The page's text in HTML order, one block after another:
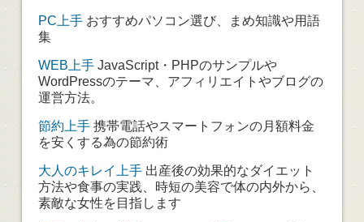
PC上手おすすめパソコン選び、まめ知識や用語
集
WEB上手JavaScript・PHPのサンプルや
WordPressのテーマ、アフィリエイトやブログの
運営方法。
節約上手携帯電話やスマートフォンの月額料金
を安くする為の節約術
大人のキレイ上手出産後の効果的なダイエット
方法や食事の実践、時短の美容で体の内外から、
素敵な女性を目指します